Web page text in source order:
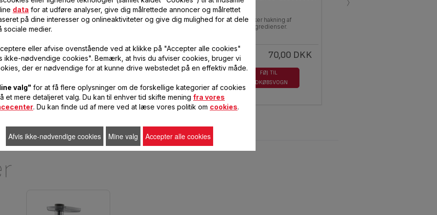
For lækre hjemmelavede
Merguez-pølser og
chipolatas.
47,00 DKK
På
lager
FØJ TIL
1530000568
Til nye smagsvarianter
55,00 DKK
lager
FØJ TIL
Sikker hakning af
ingredienser.
70,00 DKK
lager
FØJ TIL
INDKØBSVOGN
data for at udføre analyser, give dig målrettede annoncer og målrettet
på dine interesser og onlineaktiviteter og give dig mulighed for at dele
sociale medier.
eller afvise ovenstående ved at klikke på "Accepter alle cookies"
ikke-nødvendige cookies". Bemærk, at hvis du afviser cookies, bruger vi
der er nødvendige for at kunne drive webstedet på en effektiv måde.
valg" for at få flere oplysninger om de forskellige kategorier af cookies
et mere detaljeret valg. Du kan til enhver tid skifte mening fra vores
. Du kan finde ud af mere ved at læse vores politik om cookies.
Afvis ikke-nødvendige cookies Mine valg Accepter alle cookies